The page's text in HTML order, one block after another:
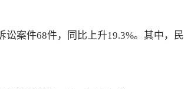
案件68件，同比上升19.3%。其中，民